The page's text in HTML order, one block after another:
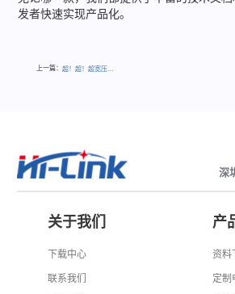
发者快速实现产品化。
上一篇： 超！超！超宽压输入电源UR(A)B_YMD-15WR3
深
关于我们
下载中心
联系我们
产
资料
定制